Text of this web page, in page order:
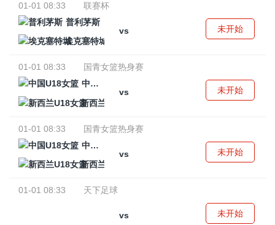
01-01 08:33
联赛杯
普利茅斯
vs
埃克塞特城
未开始
01-01 08:33
国青女篮热身赛
中国U18女篮
vs
新西兰U18女篮
未开始
01-01 08:33
国青女篮热身赛
中国U18女篮
vs
新西兰U18女篮
未开始
01-01 08:33 天下足球
vs 未开始